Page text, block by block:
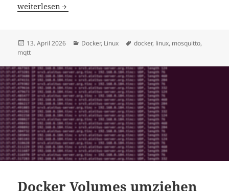
Benutzer für Mosquitto unter Docker hinzufügen
weiterlesen
Veröffentlicht
am
13. April 2026 Kategorien
Docker, Linux Schlagwörter
docker, linux, mosquitto,
mqtt
Docker Volumes umziehen